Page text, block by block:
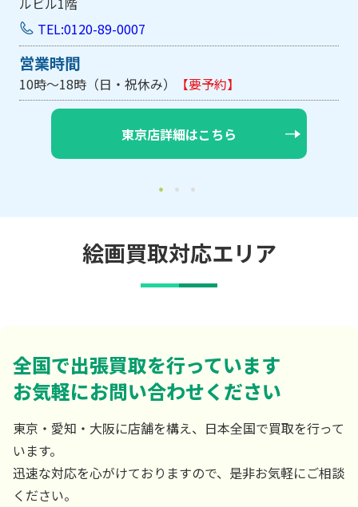
TEL:0120-89-0007
営業時間
10時～18時（日・祝休み/土曜は不定休）
大阪店詳細はこちら
絵画買取対応エリア
全国で出張買取を行っています
お気軽にお問い合わせください
東京・愛知・大阪に店舗を構え、日本全国で買取を行って
います。
迅速な対応を心がけておりますので、是非お気軽にご相談
ください。